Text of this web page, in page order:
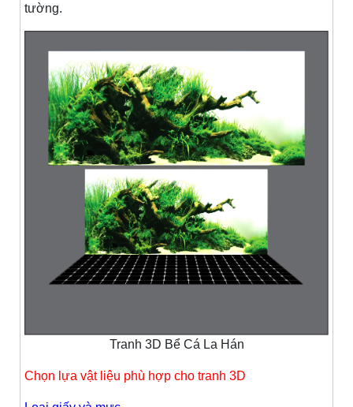
tường.
Tranh 3D Bể Cá La Hán
Chọn lựa vật liệu phù hợp cho tranh 3D